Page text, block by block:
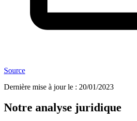
Source
Dernière mise à jour le : 20/01/2023
Notre analyse juridique